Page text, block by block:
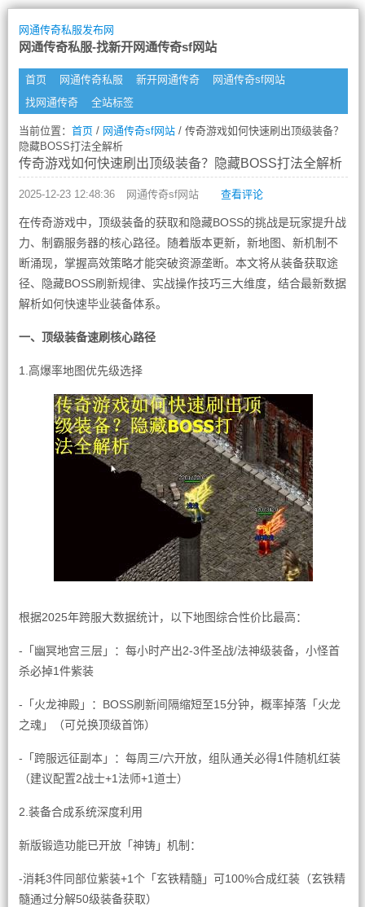
网通传奇私服发布网
网通传奇私服-找新开网通传奇sf网站
首页 网通传奇私服 新开网通传奇
网通传奇sf网站
找网通传奇
全站标签
当前位置： 首页/ 网通传奇sf网站/ 传奇游戏如何快速刷出顶级装备？
隐藏BOSS打法全解析
传奇游戏如何快速刷出顶级装备？隐藏BOSS打法全解析
2025-12-23 12:48:36 网通传奇sf网站 查看评论
在传奇游戏中，顶级装备的获取和隐藏BOSS的挑战是玩家提升战
力、制霸服务器的核心路径。随着版本更新，新地图、新机制不
断涌现，掌握高效策略才能突破资源垄断。本文将从装备获取途
径、隐藏BOSS刷新规律、实战操作技巧三大维度，结合最新数据
解析如何快速毕业装备体系。
一、顶级装备速刷核心路径
1.高爆率地图优先级选择
根据2025年跨服大数据统计，以下地图综合性价比最高：
-「幽冥地宫三层」：每小时产出2-3件圣战/法神级装备，小怪首
杀必掉1件紫装
-「火龙神殿」：BOSS刷新间隔缩短至15分钟，概率掉落「火龙
之魂」（可兑换顶级首饰）
-「跨服远征副本」：每周三/六开放，组队通关必得1件随机红装
（建议配置2战士+1法师+1道士）
2.装备合成系统深度利用
新版锻造功能已开放「神铸」机制：
-消耗3件同部位紫装+1个「玄铁精髓」可100%合成红装（玄铁精
髓通过分解50级装备获取）